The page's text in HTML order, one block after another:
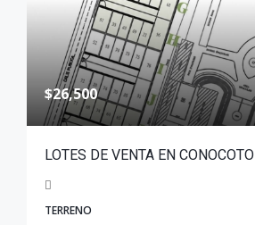
$26,500
LOTES DE VENTA EN CONOCOTO
TERRENO